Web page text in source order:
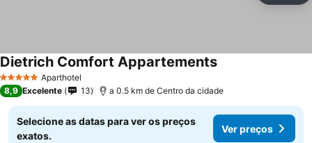
5 Estrelas Aparthotel
Dietrich Comfort AppartementsVer preços
8,9 Excelente 13 a 0.5 km de Centro da cidade
Selecione as datas para ver os preços
exatos.
Ver preços